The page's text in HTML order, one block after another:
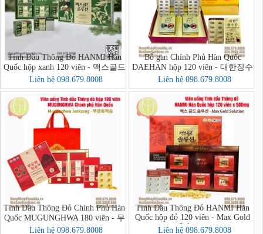
Tinh Dầu Thông Đỏ HANMI Hàn
Quốc hộp xanh 120 viên - 맥스골드
솔루션
Liên hệ 098.679.8008
Bổ gan Chính Phủ Hàn Quốc
DAEHAN hộp 120 viên - 대한장수
간
Liên hệ 098.679.8008
Tinh Dầu Thông Đỏ Chính Phủ Hàn
Quốc MUGUNGHWA 180 viên - 무
궁화적송
Liên hệ 098.679.8008
Tinh Dầu Thông Đỏ HANMI Hàn
Quốc hộp đỏ 120 viên - Max Gold
Solution
Liên hệ 098.679.8008